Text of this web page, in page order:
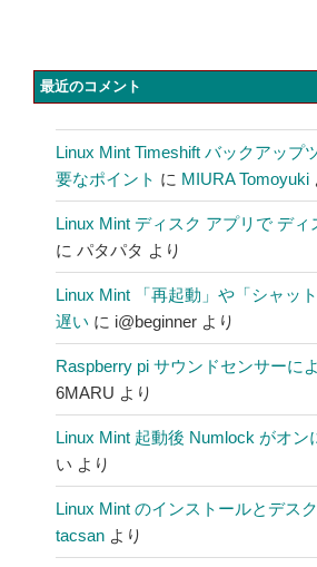
最近のコメント
Linux Mint Timeshift バックアップ
要なポイント に MIURA Tomoyuki
Linux Mint ディスク アプリで デ
に パタパタ より
Linux Mint 「再起動」や「シャッ
遅い に i@beginner より
Raspberry pi サウンドセンサーに
6MARU より
Linux Mint 起動後 Numlock がオン
い より
Linux Mint のインストールとデス
tacsan より